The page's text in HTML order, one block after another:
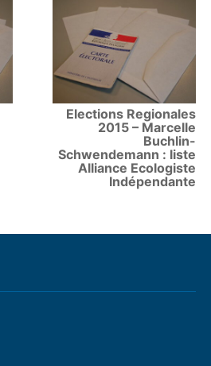
Elections Regionales
2015 – Marcelle
Buchlin-
Schwendemann : liste
Alliance Ecologiste
Indépendante